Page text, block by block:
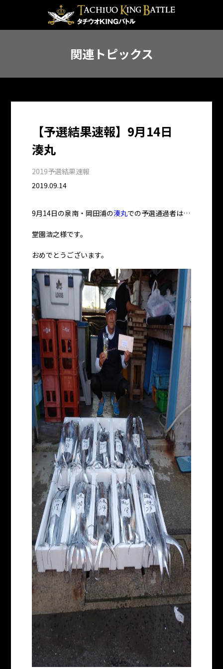
関連トピックス
【予選結果速報】9月14日
湊丸
2019予選結果速報
2019.09.14
9月14日の泉南・岡田浦の湊丸での予選通過者は…
堂園浩之様です。
おめでとうございます。